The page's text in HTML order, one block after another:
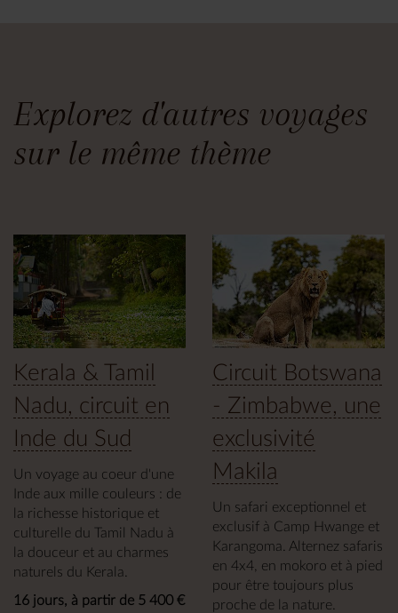
Explorez d'autres voyages
sur le même thème
Kerala & Tamil
Nadu, circuit en
Inde du Sud
Un voyage au coeur d'une
Inde aux mille couleurs : de
la richesse historique et
culturelle du Tamil Nadu à
la douceur et au charmes
naturels du Kerala.
16 jours, à partir de 5 400 €
Circuit Botswana
- Zimbabwe, une
exclusivité
Makila
Un safari exceptionnel et
exclusif à Camp Hwange et
Karangoma. Alternez safaris
en 4x4, en mokoro et à pied
pour être toujours plus
proche de la nature.